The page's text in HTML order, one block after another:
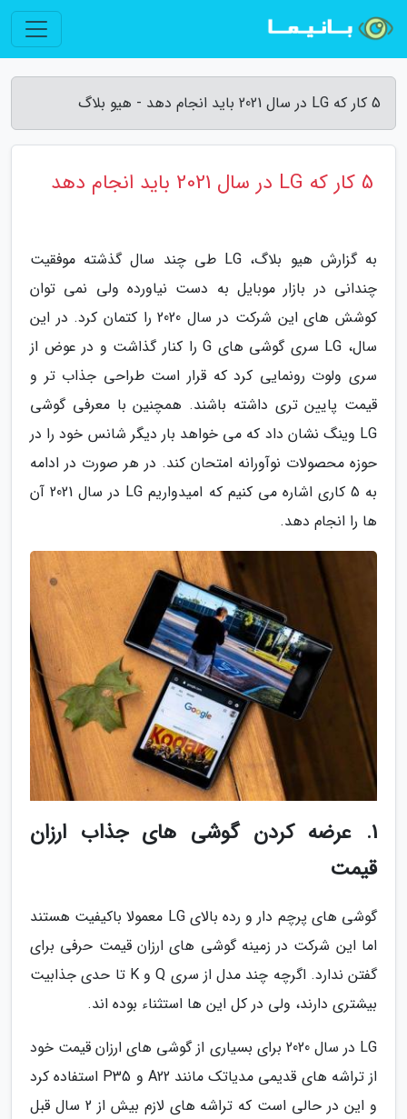
5 کار که LG در سال 2021 باید انجام دهد - هیو بلاگ
5 کار که LG در سال 2021 باید انجام دهد
به گزارش هیو بلاگ، LG طی چند سال گذشته موفقیت
چندانی در بازار موبایل به دست نیاورده ولی نمی توان
کوشش های این شرکت در سال 2020 را کتمان کرد. در این
سال، LG سری گوشی های G را کنار گذاشت و در عوض از
سری ولوت رونمایی کرد که قرار است طراحی جذاب تر و
قیمت پایین تری داشته باشند. همچنین با معرفی گوشی
LG وینگ نشان داد که می خواهد بار دیگر شانس خود را در
حوزه محصولات نوآورانه امتحان کند. در هر صورت در ادامه
به 5 کاری اشاره می کنیم که امیدواریم LG در سال 2021 آن
ها را انجام دهد.
1. عرضه کردن گوشی های جذاب ارزان
قیمت
گوشی های پرچم دار و رده بالای LG معمولا باکیفیت هستند
اما این شرکت در زمینه گوشی های ارزان قیمت حرفی برای
گفتن ندارد. اگرچه چند مدل از سری Q و K تا حدی جذابیت
بیشتری دارند، ولی در کل این ها استثناء بوده اند.
LG در سال 2020 برای بسیاری از گوشی های ارزان قیمت خود
از تراشه های قدیمی مدیاتک مانند A22 و P35 استفاده کرد
و این در حالی است که تراشه های لازم بیش از 2 سال قبل